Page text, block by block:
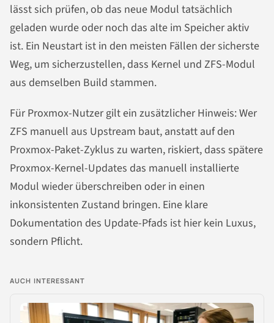
lässt sich prüfen, ob das neue Modul tatsächlich
geladen wurde oder noch das alte im Speicher aktiv
ist. Ein Neustart ist in den meisten Fällen der sicherste
Weg, um sicherzustellen, dass Kernel und ZFS-Modul
aus demselben Build stammen.
Für Proxmox-Nutzer gilt ein zusätzlicher Hinweis: Wer
ZFS manuell aus Upstream baut, anstatt auf den
Proxmox-Paket-Zyklus zu warten, riskiert, dass spätere
Proxmox-Kernel-Updates das manuell installierte
Modul wieder überschreiben oder in einen
inkonsistenten Zustand bringen. Eine klare
Dokumentation des Update-Pfads ist hier kein Luxus,
sondern Pflicht.
AUCH INTERESSANT